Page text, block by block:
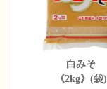
白みそ
《2kg》(袋)